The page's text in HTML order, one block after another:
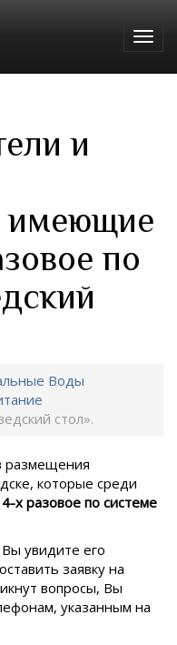
и
имеющие
по
Воды
стол».
размещения
которые среди
4-х разовое по системе
увидите его
заявку на
вопросы, Вы
указанным на